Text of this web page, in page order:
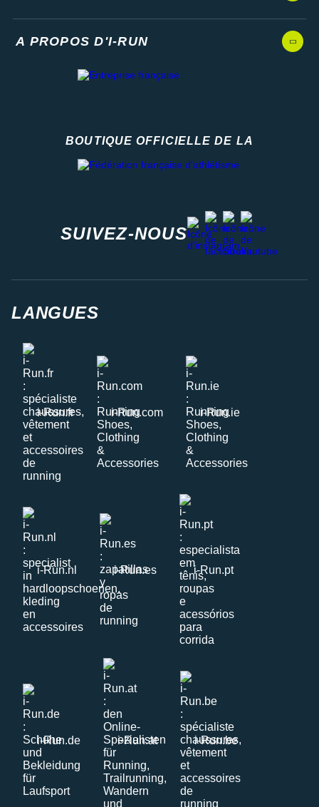
A PROPOS D'I-RUN
BOUTIQUE OFFICIELLE DE LA
SUIVEZ-NOUS
instagram
facebook
stravayoutube
LANGUES
i-Run.fr i-Run.com i-Run.ie
i-Run.nl i-Run.es i-Run.pt
i-Run.de i-Run.at i-Run.be